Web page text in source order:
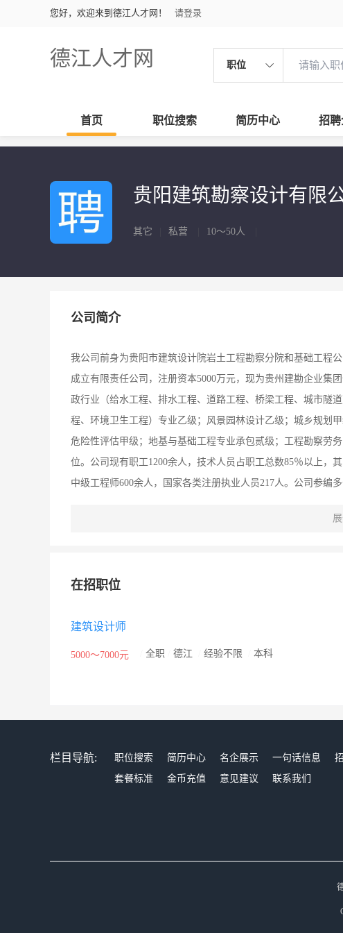
您好，欢迎来到德江人才网！ 请登录
德江人才网 职位
首页 职位搜索 简历中心 招
贵阳建筑勘察设计有限
其它 私营 10～50人
公司简介
我公司前身为贵阳市建筑设计院岩土工程勘察分院和基础工程
成立有限责任公司，注册资本5000万元，现为贵州建勘企业集
政行业（给水工程、排水工程、道路工程、桥梁工程、城市隧
程、环境卫生工程）专业乙级；风景园林设计乙级；城乡规划
危险性评估甲级；地基与基础工程专业承包贰级；工程勘察劳
位。公司现有职工1200余人，技术人员占职工总数85％以上，
中级工程师600余人，国家各类注册执业人员217人。公司参编
地基基础设计规范》、《贵州省岩土工程勘察规范》、《贵阳
事单位、城市规划协会常务理事单位等。公司先后荣获“‘十五’
骨干企业”等奖项和荣誉。多年的岩土工程勘察、设计与施工实
较高知名度和美誉。
在招职位
建筑设计师
5000～7000元 全职 德江 经验不限 本科
栏目导航: 职位搜索 简历中心 名企展示 一句话信息
套餐标准
金币充值 意见建议 联系我们